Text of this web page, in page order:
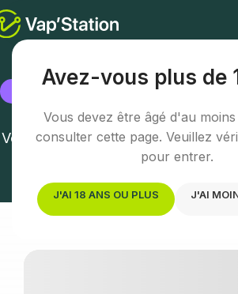
Avez-vous plus de
Vous devez être âgé d'au
consulter cette page. Veuillez
pour entrer.
J'AI 18 ANS OU PLUS J'AI
Béthune
Votre boutique vape à Béthune –
et expertise